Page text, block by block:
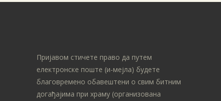
Пријавом стичете право да путем
електронске поште (и-мејла) будете
благовремено обавештени о свим битним
догађајима при храму (организована